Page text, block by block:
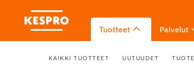
Tuotteet Palvelut
KAIKKI TUOTTEET UUTUUDET